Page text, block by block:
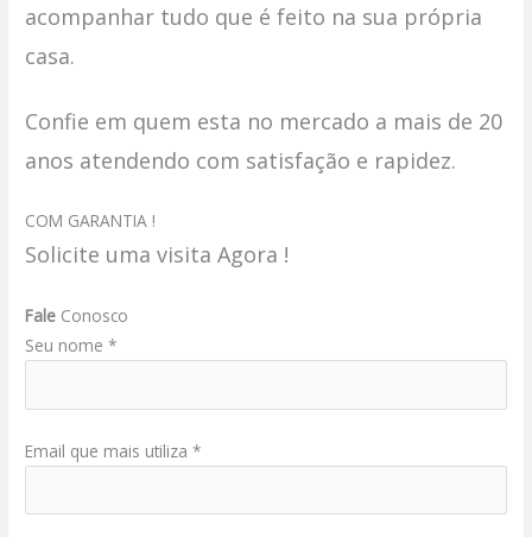
acompanhar tudo que é feito na sua própria
casa.
Confie em quem esta no mercado a mais de 20
anos atendendo com satisfação e rapidez.
COM GARANTIA !
Solicite uma visita Agora !
Fale Conosco
Seu nome *
Email que mais utiliza *